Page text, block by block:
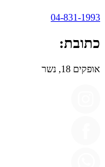
04-831-1993
כתובת:
אופקים 18, נשר